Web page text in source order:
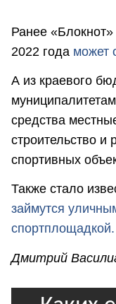
Ранее
2022 года может
А из краевого
муниципалитетам
средства
строительство и
спортивных
Также стало
займутся
спортплощадкой.
Дмитрий